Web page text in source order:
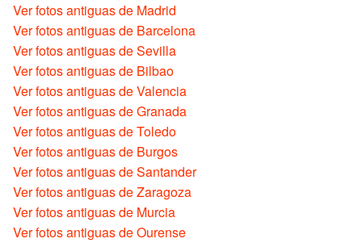
Ver fotos antiguas de Madrid
Ver fotos antiguas de Barcelona
Ver fotos antiguas de Sevilla
Ver fotos antiguas de Bilbao
Ver fotos antiguas de Valencia
Ver fotos antiguas de Granada
Ver fotos antiguas de Toledo
Ver fotos antiguas de Burgos
Ver fotos antiguas de Santander
Ver fotos antiguas de Zaragoza
Ver fotos antiguas de Murcia
Ver fotos antiguas de Ourense